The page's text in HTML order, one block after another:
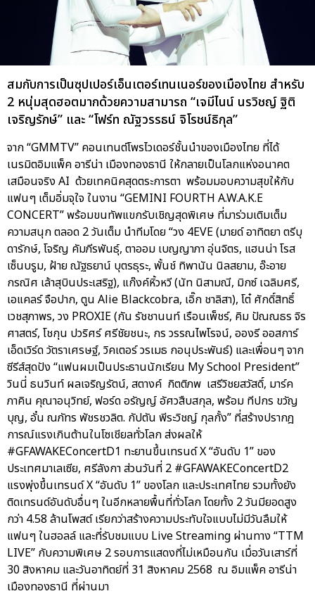
สมกับการเป็นซุปเปอร์เอ็นเตอร์เทนเนอร์ของเมืองไทย สำหรับ
2 หนุ่มสุดฮอตมากด้วยความสามารถ “เจมีไนน์ นรวิชญ์ ฐิติ
เจริญรักษ์” และ “โฟร์ท ณัฐวรรธน์ จิโรชน์ธิกุล”
จาก “GMMTV” คอนเทนต์โพรไวเดอร์ชั้นนำของเมืองไทย ที่ได้
เนรมิตอิมแพ็ค อารีน่า เมืองทองธานี ให้กลายเป็นโลกแห่งอนาคต
เสมือนจริง AI ด้วยเทคนิคสุดตระการตา พร้อมมอบความสุขให้กับ
แฟนๆ เต็มอิ่มจุใจ ในงาน “GEMINI FOURTH A.W.A.K.E
CONCERT” พร้อมขนทัพแขกรับเชิญสุดพิเศษ ที่มาร่วมเติมเต็ม
ความสนุก ตลอด 2 วันเต็ม นำทีมโดย “วง 4EVE (มายด์ อาทิตยา ตรีบุ
ดารักษ์, โจริญ คัมภีรพันธุ์, ตาออม เบญญาภา อุ่นจิตร, แฮนน่า โรส
เซ็นบรูม, ฝ้าย ณัฐธยาน์ บุตรธุระ, พั้นช์ ทิพานัน นิลสยาม, อ๊ะอาย
กรณิศ เล้าสุบินประเสริฐ), แก๊งค์หิ้วหวี (นัท นิสามณี, มิกซ์ เฉลิมศรี,
เอแคลร์ จือปาก, ตูน Alie Blackcobra, เอิ๊ก ชาลิสา), โต๋ ศักดิ์สิทธิ์
เวชสุภาพร, วง PROXIE (กัน รัชชานนท์ เรือนเพ็ชร์, คิม ปัณณธร จิร
ศาสตร์, โชกุน ปวริศร์ ศรีชัยชนะ, กร วรรณไพโรจน์, อองรี ออสการ์
เอ็ดเวิร์ด วัตราเศรษฐ์, วิคเตอร์ วรเมธ กอนุประพันธ์) และเพื่อนๆ จาก
ซีรีส์สุดปัง “แฟนผมเป็นประธานนักเรียน My School President”
วินนี่ ธนวินท์ ผลเจริญรัตน์, สตางค์ กิตติภพ เสรีวิชยสวัสดิ์, มาร์ค
ภาคิน คุณาอนุวิทย์, ฟอร์ด อรัญญ์ อัศวสืบสกุล, พร้อม ทีปกร ขวัญ
บุญ, อั๋น ณภัทร พัชรชวลิต. กัปตัน พีระวิชญ์ กุลกั้ง” ที่สร้างปรากฎ
การณ์แรงเกินต้านในโซเชียลทั่วโลก ส่งผลให้
#GFAWAKEConcertD1 ทะยานขึ้นเทรนด์ X “อันดับ 1” ของ
ประเทศมาเลเซีย, ศรีลังกา ส่วนวันที่ 2 #GFAWAKEConcertD2
แรงพุ่งขึ้นเทรนด์ X “อันดับ 1” ของโลก และประเทศไทย รวมทั้งยัง
ติดเทรนด์อันดับอื่นๆ ในอีกหลายพื้นที่ทั่วโลก โดยทั้ง 2 วันมียอดสูง
กว่า 4.58 ล้านโพสต์ เรียกว่าสร้างความประทับใจแบบไม่มีวันลืมให้
แฟนๆ ในฮอลล์ และที่รับชมแบบ Live Streaming ผ่านทาง “TTM
LIVE” กับความพิเศษ 2 รอบการแสดงที่ไม่เหมือนกัน เมื่อวันเสาร์ที่
30 สิงหาคม และวันอาทิตย์ที่ 31 สิงหาคม 2568 ณ อิมแพ็ค อารีน่า
เมืองทองธานี ที่ผ่านมา